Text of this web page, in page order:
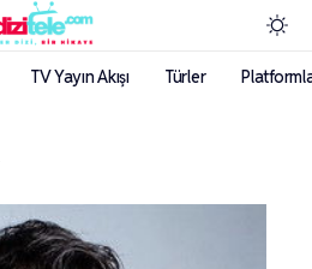
TV Yayın Akışı Türler